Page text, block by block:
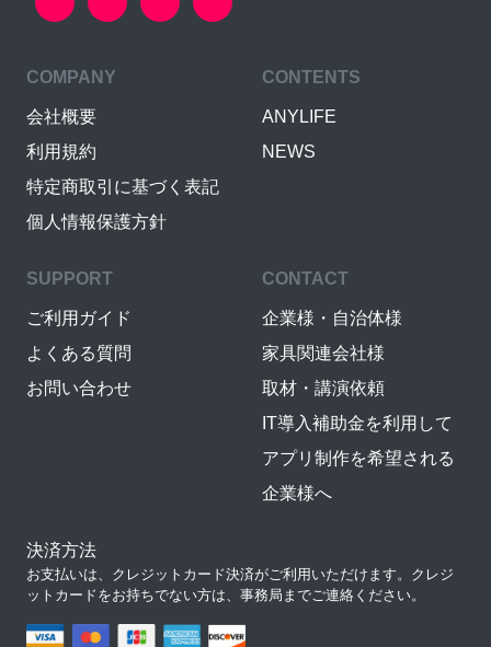
COMPANY
会社概要
利用規約
特定商取引に基づく表記
個人情報保護方針
CONTENTS
ANYLIFE
NEWS
SUPPORT
ご利用ガイド
よくある質問
お問い合わせ
CONTACT
企業様・自治体様
家具関連会社様
取材・講演依頼
IT導入補助金を利用して
アプリ制作を希望される
企業様へ
決済方法
お支払いは、クレジットカード決済がご利用いただけます。クレジ
ットカードをお持ちでない方は、事務局までご連絡ください。